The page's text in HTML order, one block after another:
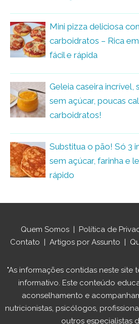
Mini pizza deliciosa
carboidratos – Rica
fácil e rápida
Geleia caseira incrível,
sem açúcar, poucas
carboidratos!
Substitua o pão! Só 3
sem açúcar, farinha e
rápido
Quem Somos | Política de
Contato | Artigos por Assunto |
"As informações contidas neste site
informativo. Este conteúdo
aconselhamento e
nutricionistas, psicólogos,
outros especialistas